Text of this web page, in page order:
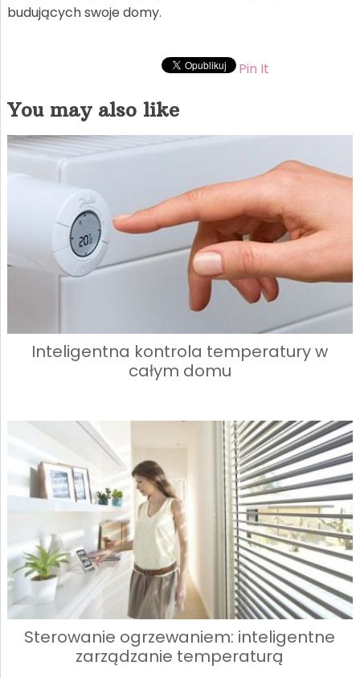
budujących swoje domy.
Pin It
You may also like
Inteligentna kontrola temperatury w
całym domu
Sterowanie ogrzewaniem: inteligentne
zarządzanie temperaturą